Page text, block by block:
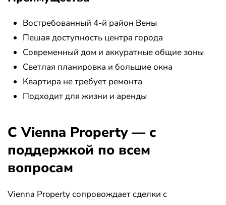
Востребованный 4-й район Вены
Пешая доступность центра города
Современный дом и аккуратные общие зоны
Светлая планировка и большие окна
Квартира не требует ремонта
Подходит для жизни и аренды
С Vienna Property — с
поддержкой по всем
вопросам
Vienna Property сопровождает сделки с